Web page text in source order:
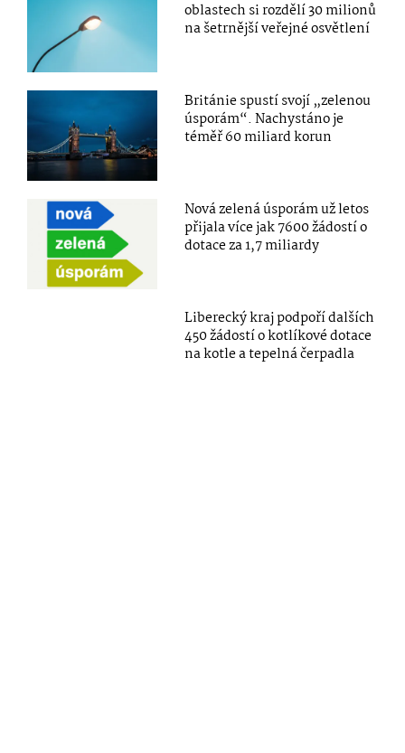
oblastech si rozdělí 30 milionů
na šetrnější veřejné osvětlení
Británie spustí svojí „zelenou
úsporám“. Nachystáno je
téměř 60 miliard korun
Nová zelená úsporám už letos
přijala více jak 7600 žádostí o
dotace za 1,7 miliardy
Liberecký kraj podpoří dalších
450 žádostí o kotlíkové dotace
na kotle a tepelná čerpadla